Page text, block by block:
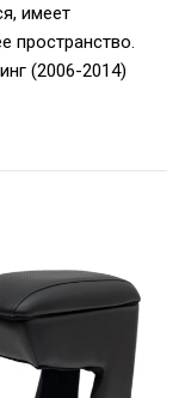
имеет
пространство.
(2006-2014)